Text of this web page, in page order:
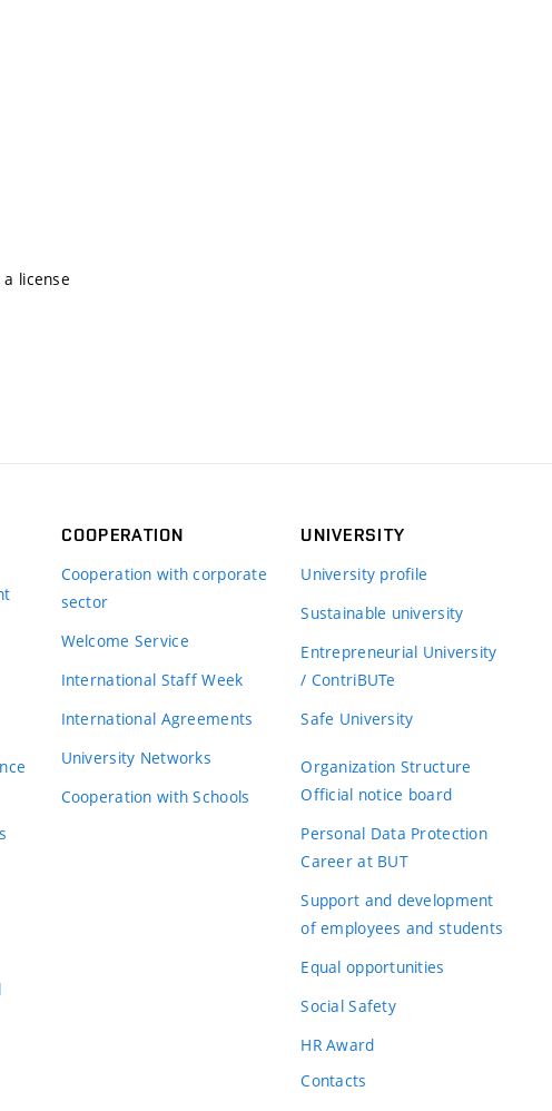
license
COOPERATION
Cooperation with corporate
sector
Welcome Service
International Staff Week
International Agreements
University Networks
Cooperation with Schools
UNIVERSITY
University profile
Sustainable university
Entrepreneurial University
/ ContriBUTe
Safe University
Organization Structure
Official notice board
Personal Data Protection
Career at BUT
Support and development
of employees and students
Equal opportunities
Social Safety
HR Award
Contacts